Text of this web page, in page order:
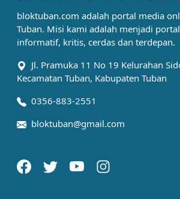
bloktuban.com adalah portal media
Tuban. Misi kami adalah menjadi
informatif, kritis, cerdas dan terdepan.
Jl. Pramuka 11 No 19 Kelurahan
Kecamatan Tuban, Kabupaten Tuban
0356-883-2551
bloktuban@gmail.com